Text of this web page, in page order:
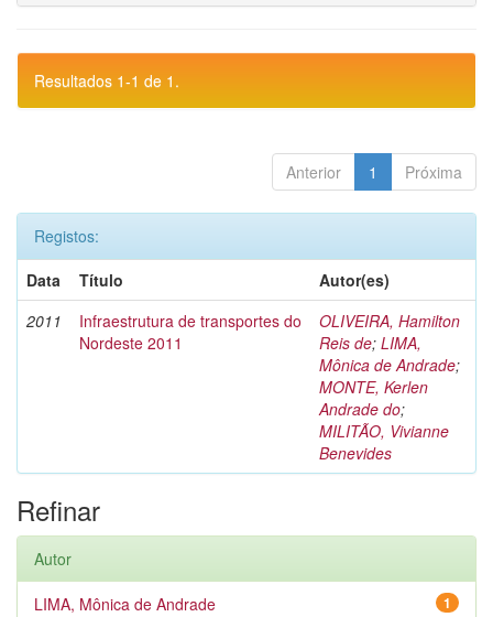
Resultados 1-1 de 1.
Anterior 1 Próxima
Registos:
Data
Título
Autor(es)
2011
Infraestrutura de transportes do
Nordeste 2011
OLIVEIRA, Hamilton
Reis de; LIMA,
Mônica de Andrade;
MONTE, Kerlen
Andrade do;
MILITÃO, Vivianne
Benevides
Refinar
Autor
1
LIMA, Mônica de Andrade